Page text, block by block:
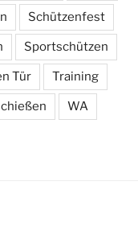
Schützenfest
Sportschützen
Tür Training
WA